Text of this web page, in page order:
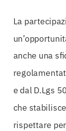
La
anche una
e dal D.Lgs
che
rispettare